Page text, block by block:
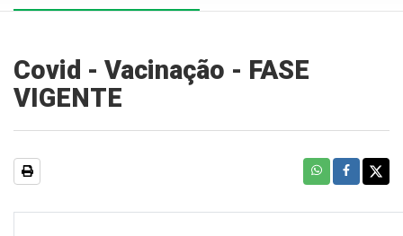
Covid - Vacinação - FASE
VIGENTE